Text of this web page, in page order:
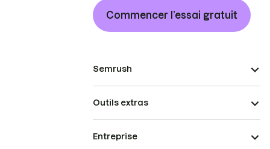
Commencer l’essai gratuit
Semrush
Outils extras
Entreprise